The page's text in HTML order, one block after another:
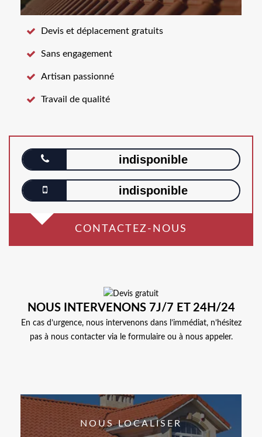
Devis et déplacement gratuits
Sans engagement
Artisan passionné
Travail de qualité
indisponible
indisponible
CONTACTEZ-NOUS
NOUS INTERVENONS 7J/7 ET 24H/24
En cas d’urgence, nous intervenons dans l’immédiat, n’hésitez
pas à nous contacter via le formulaire ou à nous appeler.
NOUS LOCALISER